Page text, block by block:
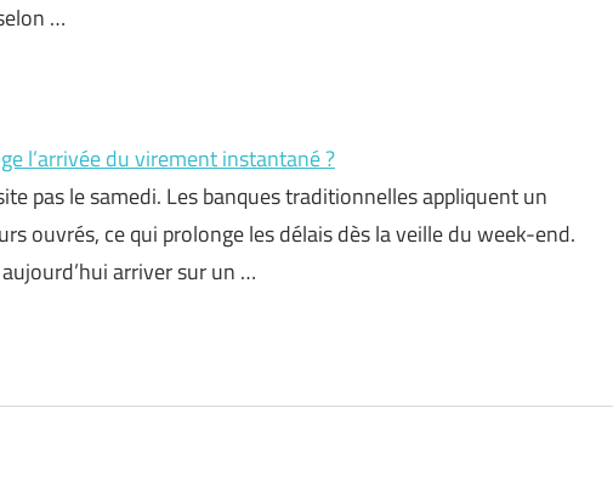
…
l’arrivée du virement instantané ?
pas le samedi. Les banques traditionnelles appliquent un
ouvrés, ce qui prolonge les délais dès la veille du week-end.
arriver sur un …